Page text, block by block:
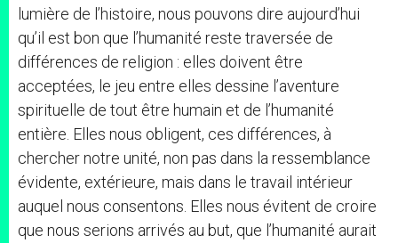
lumière de l’histoire, nous pouvons dire aujourd’hui
qu’il est bon que l’humanité reste traversée de
différences de religion : elles doivent être
acceptées, le jeu entre elles dessine l’aventure
spirituelle de tout être humain et de l’humanité
entière. Elles nous obligent, ces différences, à
chercher notre unité, non pas dans la ressemblance
évidente, extérieure, mais dans le travail intérieur
auquel nous consentons. Elles nous évitent de croire
que nous serions arrivés au but, que l’humanité aurait